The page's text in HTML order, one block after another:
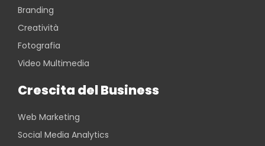
Branding
Creatività
Fotografia
Video Multimedia
Crescita del Business
Web Marketing
Social Media Analytics